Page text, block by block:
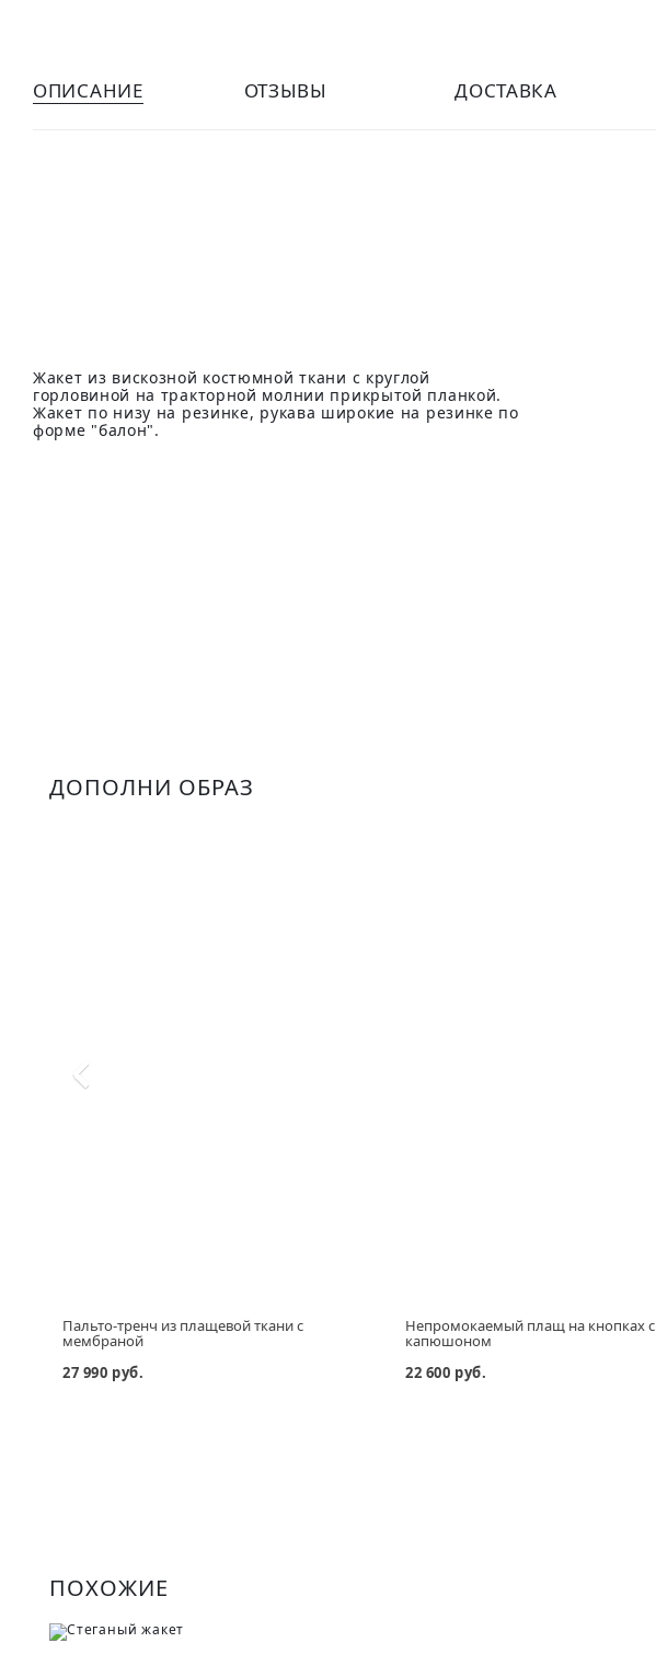
ОПИСАНИЕ ОТЗЫВЫ ДОСТАВКА
Жакет из вискозной костюмной ткани с круглой
горловиной на тракторной молнии прикрытой планкой.
Жакет по низу на резинке, рукава широкие на резинке по
форме "балон".
ДОПОЛНИ ОБРАЗ
Пальто-тренч из плащевой ткани с
мембраной
27 990 руб.
Непромокаемый плащ на кнопках с
капюшоном
22 600 руб.
ПОХОЖИЕ